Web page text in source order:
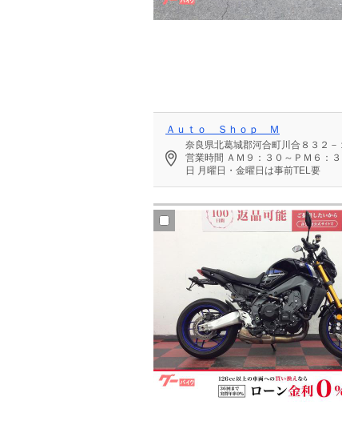
Ａｕｔｏ Ｓｈｏｐ Ｍ
奈良県北葛城郡河合町川合８３２－
営業時間 ＡＭ９：３０～ＰＭ６：３
日 月曜日・金曜日は事前TEL要